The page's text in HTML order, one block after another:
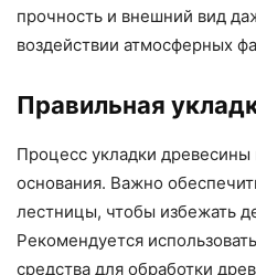
прочность и внешний вид
воздействии атмосферных
Правильная
Процесс укладки древесины
основания. Важно
лестницы, чтобы избежать
Рекомендуется
средства для обработки